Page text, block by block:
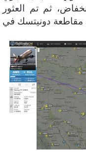
ثم تم العثور
مقاطعة دونيتسك في